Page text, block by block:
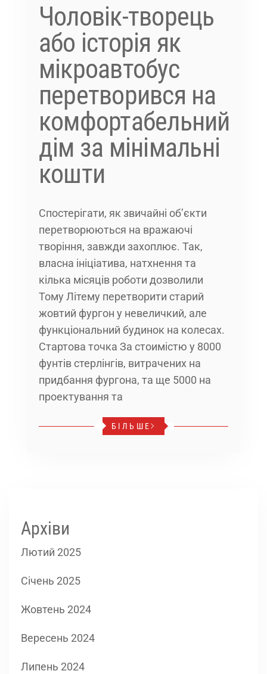
Чоловік-творець
або історія як
мікроавтобус
перетворився на
комфортабельний
дім за мінімальні
кошти
Спостерігати, як звичайні об’єкти
перетворюються на вражаючі
творіння, завжди захоплює. Так,
власна ініціатива, натхнення та
кілька місяців роботи дозволили
Тому Літему перетворити старий
жовтий фургон у невеличкий, але
функціональний будинок на колесах.
Стартова точка За стоимістю у 8000
фунтів стерлінгів, витрачених на
придбання фургона, та ще 5000 на
проектування та
БІЛЬШЕ
Архіви
Лютий 2025
Січень 2025
Жовтень 2024
Вересень 2024
Липень 2024